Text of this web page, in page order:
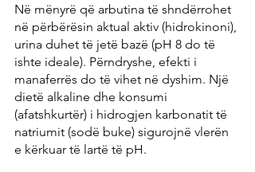
Në mënyrë që arbutina të shndërrohet
në përbërësin aktual aktiv (hidrokinoni),
urina duhet të jetë bazë (pH 8 do të
ishte ideale). Përndryshe, efekti i
manaferrës do të vihet në dyshim. Një
dietë alkaline dhe konsumi
(afatshkurtër) i hidrogjen karbonatit të
natriumit (sodë buke) sigurojnë vlerën
e kërkuar të lartë të pH.